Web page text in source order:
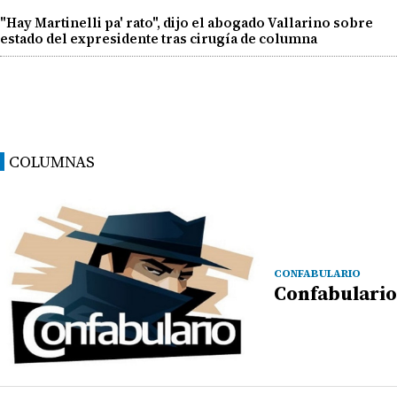
"Hay Martinelli pa' rato", dijo el abogado Vallarino sobre
estado del expresidente tras cirugía de columna
COLUMNAS
CONFABULARIO
Confabulario